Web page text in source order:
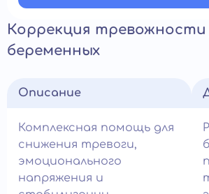
Коррекция тревожности
беременных
Описание
Комплексная помощь для
снижения тревоги,
эмоционального
напряжения и